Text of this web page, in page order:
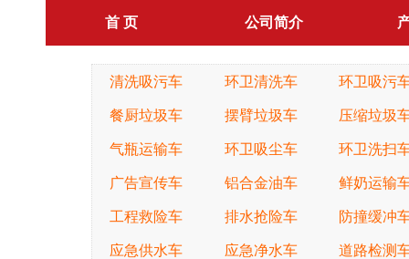
首 页 公司简介
清洗吸污车 环卫清洗车 环卫吸污
餐厨垃圾车 摆臂垃圾车 压缩垃圾
气瓶运输车 环卫吸尘车 环卫洗扫
广告宣传车 铝合金油车 鲜奶运输
工程救险车 排水抢险车 防撞缓冲
应急供水车 应急净水车 道路检测